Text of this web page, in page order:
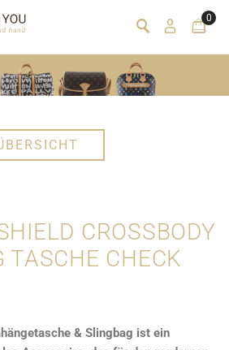
0
CROSSBODY
TASCHE CHECK
& Slingbag ist ein